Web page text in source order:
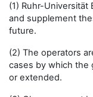
(1) Ruhr-
and supplement
future.
(2) The operators
cases by which the
or extended.